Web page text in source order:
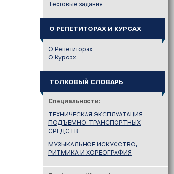
Тестовые задания
О РЕПЕТИТОРАХ И КУРСАХ
О Репетиторах
О Курсах
ТОЛКОВЫЙ СЛОВАРЬ
Специальности:
ТЕХНИЧЕСКАЯ ЭКСПЛУАТАЦИЯ
ПОДЪЕМНО-ТРАНСПОРТНЫХ
СРЕДСТВ
МУЗЫКАЛЬНОЕ ИСКУССТВО,
РИТМИКА И ХОРЕОГРАФИЯ